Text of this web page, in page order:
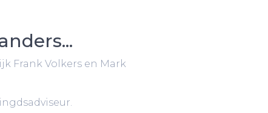
Frank Volkers en Mark